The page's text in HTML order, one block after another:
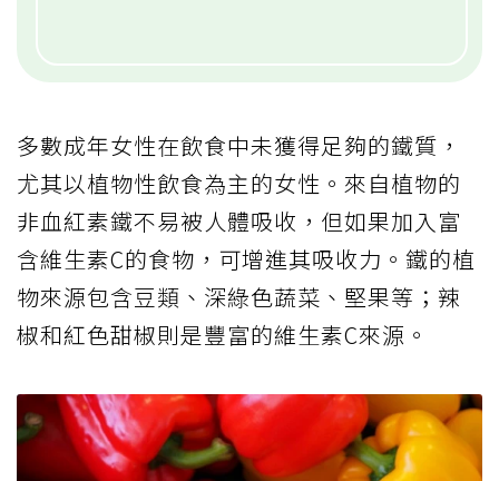
多數成年女性在飲食中未獲得足夠的鐵質，
尤其以植物性飲食為主的女性。來自植物的
非血紅素鐵不易被人體吸收，但如果加入富
含維生素C的食物，可增進其吸收力。鐵的植
物來源包含豆類、深綠色蔬菜、堅果等；辣
椒和紅色甜椒則是豐富的維生素C來源。